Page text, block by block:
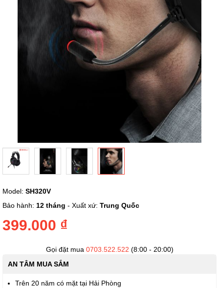
đến
phần
của
thư
Model: SH320V
Bảo hành: 12 tháng - Xuất xứ: Trung Quốc
399.000 ₫
Gọi đặt mua 0703.522.522 (8:00 - 20:00)
AN TÂM MUA SẮM
Trên 20 năm có mặt tại Hải Phòng